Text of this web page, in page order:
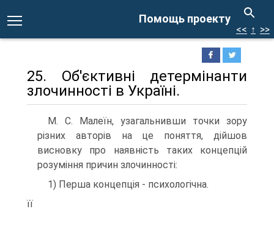
Помощь проекту
<< ↑ >>
25. Об'єктивні детермінанти
злочинності в Україні.
М. С. Малеїн, узагальнивши точки зору
різних авторів на це поняття, дійшов
висновку про наявність таких концепцій
розуміння причин злочинності:
1) Перша концепція - психологічна.
її